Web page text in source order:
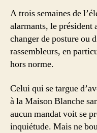
A trois semaines de
alarmants, le président
changer de posture ou
rassembleurs, en
hors norme.
Celui qui se targue
à la Maison Blanche
aucun mandat voit se
inquiétude. Mais ne